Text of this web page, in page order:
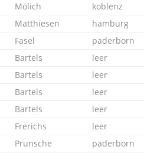
Mölich
koblenz
Matthiesen
hamburg
Fasel
paderborn
Bartels
leer
Bartels
leer
Bartels
leer
Bartels
leer
Frerichs
leer
Prunsche
paderborn